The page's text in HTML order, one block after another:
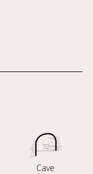
Cave